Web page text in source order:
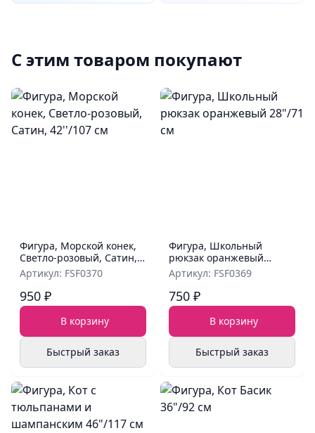
С этим товаром покупают
Фигура, Морской конек,
Светло-розовый, Сатин,
42''/107 см
Артикул: FSF0370
950 ₽
В корзину
Быстрый заказ
Фигура, Школьный
рюкзак оранжевый
28"/71 см
Артикул: FSF0369
750 ₽
В корзину
Быстрый заказ